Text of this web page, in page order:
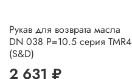
Рукав для возврата масла
DN 038 P=10.5 серия TMR4
(S&D)
2 631 ₽